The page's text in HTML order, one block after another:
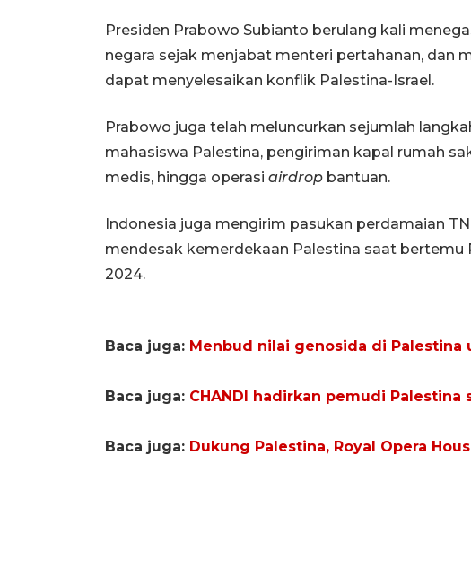
Presiden Prabowo Subianto berulang kali
negara sejak menjabat menteri pertahanan, dan
dapat menyelesaikan konflik Palestina-Israel.
Prabowo juga telah meluncurkan sejumlah
mahasiswa Palestina, pengiriman kapal rumah
medis, hingga operasi airdrop bantuan.
Indonesia juga mengirim pasukan perdamaian
mendesak kemerdekaan Palestina saat bertemu
2024.
Baca juga: Menbud nilai genosida di Palestina
Baca juga: CHANDI hadirkan pemudi
Baca juga: Dukung Palestina, Royal Opera